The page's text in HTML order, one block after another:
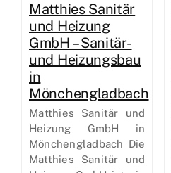
Matthies Sanitär
und Heizung
GmbH – Sanitär-
und Heizungsbau
in
Mönchengladbach
Matthies Sanitär und
Heizung GmbH in
Mönchengladbach Die
Matthies Sanitär und